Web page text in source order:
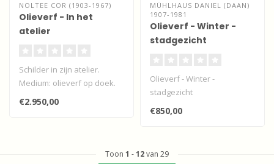
NOLTEE COR (1903-1967)
Olieverf - In het
atelier
Schilder in zijn atelier.
Medium: olieverf op doek.
Afmeting: ?? x??
Gesignee..
€2.950,00
MÜHLHAUS DANIEL (DAAN)
1907-1981
Olieverf - Winter -
stadgezicht
Olieverf - Winter -
stadgezicht
€850,00
Toon 1 -12van 29